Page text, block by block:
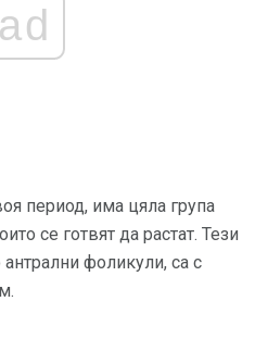
ad
период, има цяла група
се готвят да растат. Тези
фоликули, са с